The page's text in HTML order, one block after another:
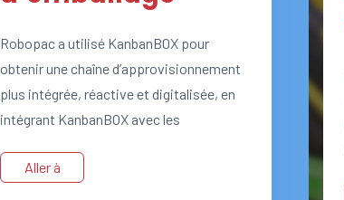
Robopac a utilisé KanbanBOX pour
obtenir une chaîne d’approvisionnement
plus intégrée, réactive et digitalisée, en
intégrant KanbanBOX avec les
Aller à